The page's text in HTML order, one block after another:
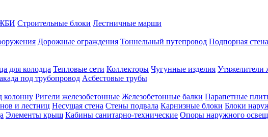
Строительные блоки Лестничные марши
Дорожные ограждения Тоннельный путепровод Подпорная
для колодца Тепловые сети Коллекторы Чугунные изделия Утяжелители
под трубопровод Асбестовые трубы
колонну Ригели железобетонные Железобетонные балки Парапетные
и лестниц Несущая стена Стены подвала Карнизные блоки Блоки
Элементы крыш Кабины санитарно-технические Опоры наружного